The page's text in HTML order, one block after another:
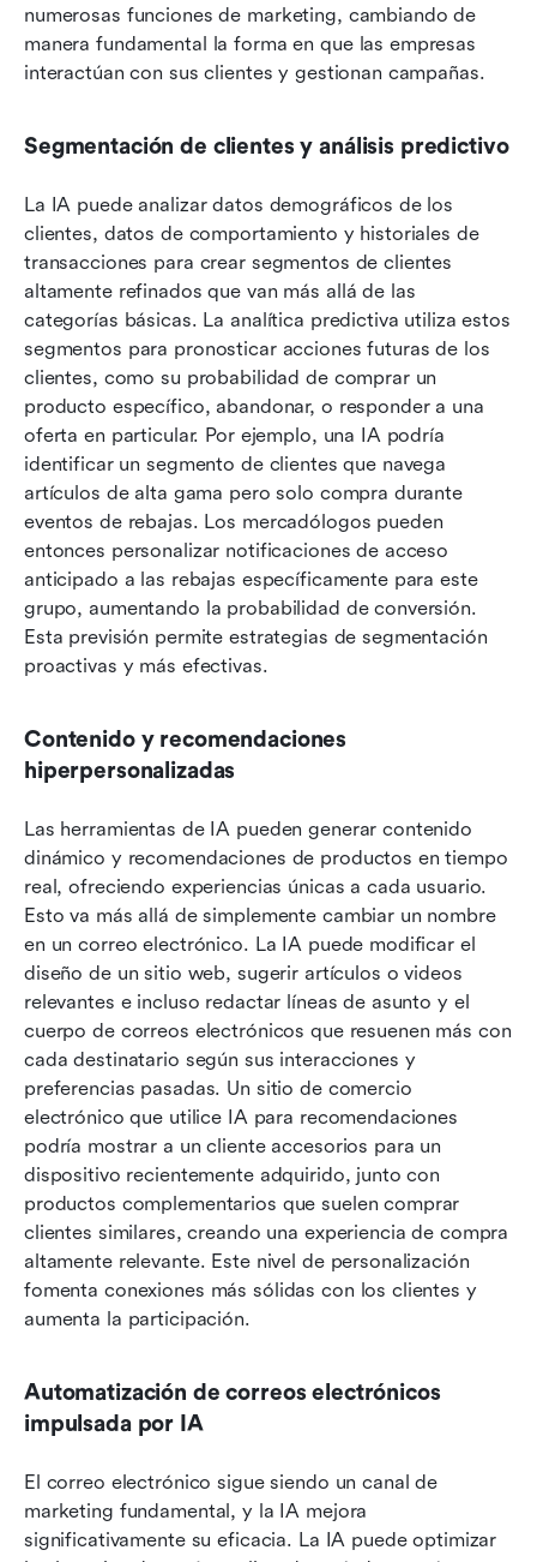
numerosas funciones de marketing, cambiando de
manera fundamental la forma en que las empresas
interactúan con sus clientes y gestionan campañas.
Segmentación de clientes y análisis predictivo
La IA puede analizar datos demográficos de los
clientes, datos de comportamiento y historiales de
transacciones para crear segmentos de clientes
altamente refinados que van más allá de las
categorías básicas. La analítica predictiva utiliza estos
segmentos para pronosticar acciones futuras de los
clientes, como su probabilidad de comprar un
producto específico, abandonar, o responder a una
oferta en particular. Por ejemplo, una IA podría
identificar un segmento de clientes que navega
artículos de alta gama pero solo compra durante
eventos de rebajas. Los mercadólogos pueden
entonces personalizar notificaciones de acceso
anticipado a las rebajas específicamente para este
grupo, aumentando la probabilidad de conversión.
Esta previsión permite estrategias de segmentación
proactivas y más efectivas.
Contenido y recomendaciones
hiperpersonalizadas
Las herramientas de IA pueden generar contenido
dinámico y recomendaciones de productos en tiempo
real, ofreciendo experiencias únicas a cada usuario.
Esto va más allá de simplemente cambiar un nombre
en un correo electrónico. La IA puede modificar el
diseño de un sitio web, sugerir artículos o videos
relevantes e incluso redactar líneas de asunto y el
cuerpo de correos electrónicos que resuenen más con
cada destinatario según sus interacciones y
preferencias pasadas. Un sitio de comercio
electrónico que utilice IA para recomendaciones
podría mostrar a un cliente accesorios para un
dispositivo recientemente adquirido, junto con
productos complementarios que suelen comprar
clientes similares, creando una experiencia de compra
altamente relevante. Este nivel de personalización
fomenta conexiones más sólidas con los clientes y
aumenta la participación.
Automatización de correos electrónicos
impulsada por IA
El correo electrónico sigue siendo un canal de
marketing fundamental, y la IA mejora
significativamente su eficacia. La IA puede optimizar